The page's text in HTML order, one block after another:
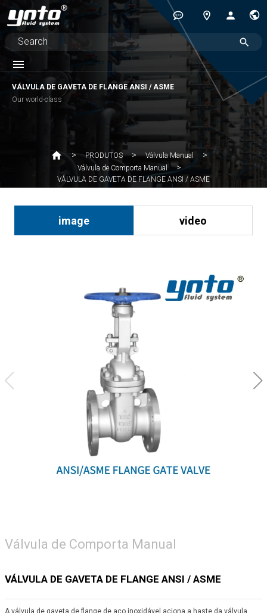
VÁLVULA DE GAVETA DE FLANGE ANSI / ASME
Our world-class
PRODUTOS
Válvula Manual
Válvula de Comporta Manual
VÁLVULA DE GAVETA DE FLANGE ANSI / ASME
image video
Válvula de Comporta Manual
VÁLVULA DE GAVETA DE FLANGE ANSI / ASME
A válvula de gaveta de flange de aço inoxidável aciona a haste da válvula